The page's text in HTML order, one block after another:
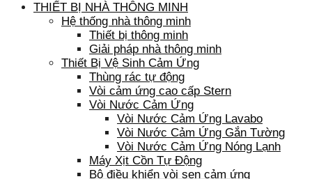
THIẾT BỊ NHÀ THÔNG MINH
Hệ thống nhà thông minh
Thiết bị thông minh
Giải pháp nhà thông minh
Thiết Bị Vệ Sinh Cảm Ứng
Thùng rác tự động
Vòi cảm ứng cao cấp Stern
Vòi Nước Cảm Ứng
Vòi Nước Cảm Ứng Lavabo
Vòi Nước Cảm Ứng Gắn Tường
Vòi Nước Cảm Ứng Nóng Lạnh
Máy Xịt Cồn Tự Động
Bộ điều khiển vòi sen cảm ứng